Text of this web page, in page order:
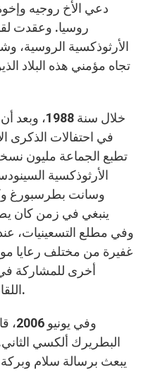
دعي الأخ روجيه
روسيا. وعقدت
الأرثوذكسية الروسية،
تجاه مؤمني هذه البلاد
خلال سنة
في احتفالات الذكرى
تطبع الجماعة مليون
الأرثوذكسية
وسانت بطرسبورغ
ينبغي في زمن كان
وفي مطلع التسعينيات،
غفيرة من مختلف رعايا
أخرى للمشاركة
اللقاءات الأوروبية في نهاية كل عام.
وفي
البطريرك ألكسي
يبعث برسالة سلام وبركة